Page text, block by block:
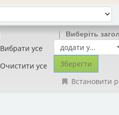
Вибрати усе
Очистити усе
Виберіть
Встановити